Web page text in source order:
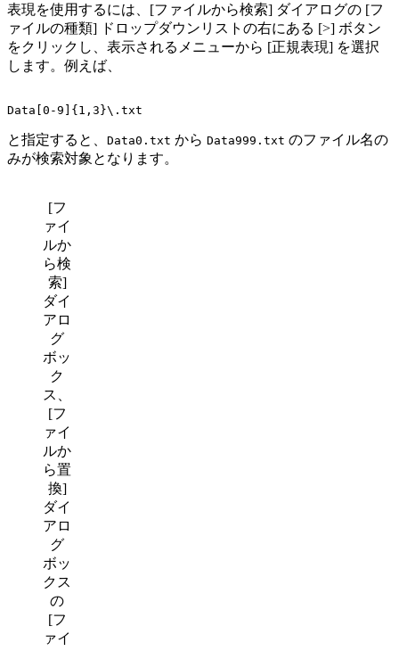
表現を使用するには、[ファイルから検索] ダイアログの [フ
ァイルの種類] ドロップダウンリストの右にある [>] ボタン
をクリックし、表示されるメニューから [正規表現] を選択
します。例えば、
と指定すると、 Data0.txt から Data999.txt のファイル名の
みが検索対象となります。
[フ
ァイ
ルか
ら検
索]
ダイ
アロ
グ
ボッ
ク
ス、
[フ
ァイ
ルか
ら置
換]
ダイ
アロ
グ
ボッ
クス
の
[フ
ァイ